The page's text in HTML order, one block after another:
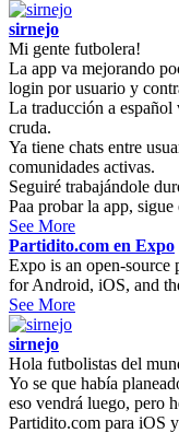
sirnejo
Mi gente futbolera!
La app va mejorando
login por usuario y
La traducción a español
cruda.
Ya tiene chats entre
comunidades activas.
Seguiré trabajándole
Paa probar la app,
See More
Partidito.com en Expo
Expo is an open-
for Android, iOS, and
See More
sirnejo
Hola futbolistas del
Yo se que había
eso vendrá luego, pero
Partidito.com para iOS